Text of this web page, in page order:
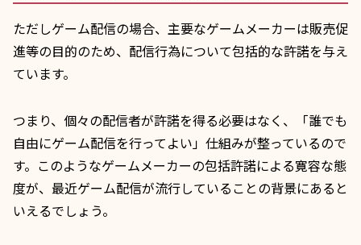
ただしゲーム配信の場合、主要なゲームメーカーは販売促
進等の目的のため、配信行為について包括的な許諾を与え
ています。
つまり、個々の配信者が許諾を得る必要はなく、「誰でも
自由にゲーム配信を行ってよい」仕組みが整っているので
す。このようなゲームメーカーの包括許諾による寛容な態
度が、最近ゲーム配信が流行していることの背景にあると
いえるでしょう。